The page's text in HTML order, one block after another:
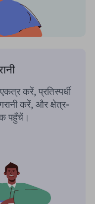
करें, प्रतिस्पर्धी
करें, और क्षेत्र-
पहुँचें।